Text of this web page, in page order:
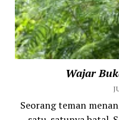
Wajar
Seorang teman